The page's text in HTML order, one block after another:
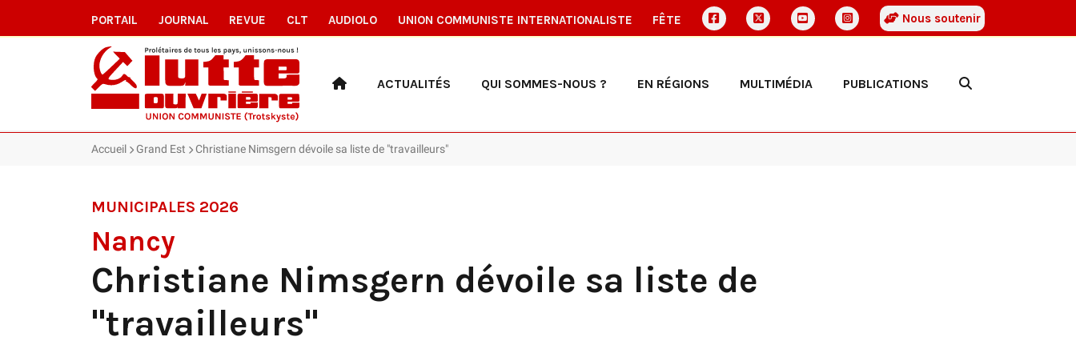
PORTAIL JOURNAL REVUE CLT AUDIOLO UNION COMMUNISTE INTERNATIONALISTE FÊTE Nous soutenir
ACTUALITÉS QUI SOMMES-NOUS ? EN RÉGIONS MULTIMÉDIA PUBLICATIONS
Accueil Grand Est Christiane Nimsgern dévoile sa liste de "travailleurs"
MUNICIPALES 2026
Nancy
Christiane Nimsgern dévoile sa liste de
"travailleurs"